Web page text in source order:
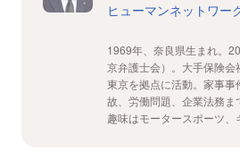
ヒューマンネットワー
1969年、奈良県生まれ。
京弁護士会）。大手保険会
東京を拠点に活動。家事
故、労働問題、企業法務ま
趣味はモータースポーツ、